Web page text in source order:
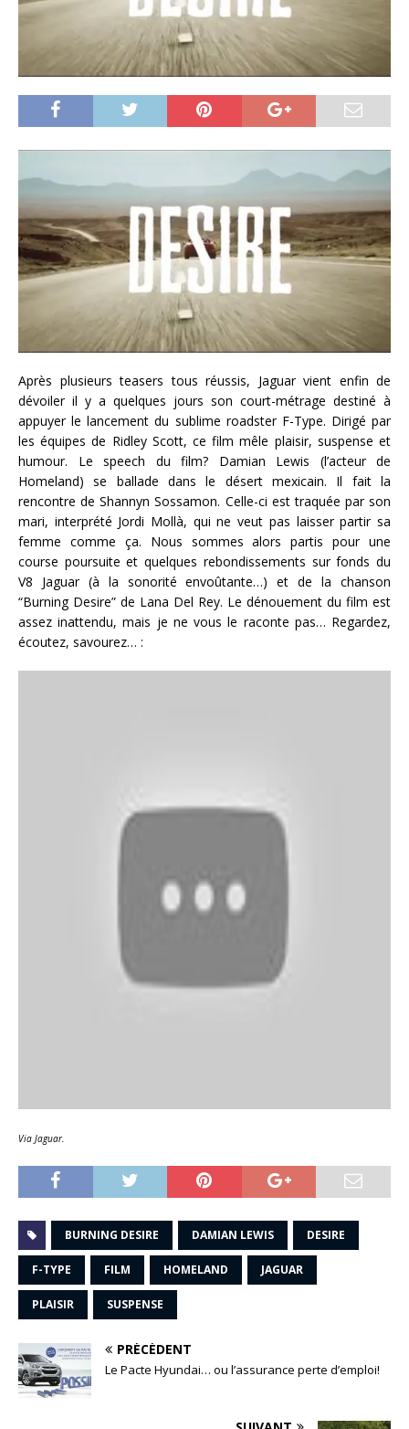
Après plusieurs teasers tous réussis, Jaguar vient enfin de
dévoiler il y a quelques jours son court-métrage destiné à
appuyer le lancement du sublime roadster F-Type. Dirigé par
les équipes de Ridley Scott, ce film mêle plaisir, suspense et
humour. Le speech du film? Damian Lewis (l’acteur de
Homeland) se ballade dans le désert mexicain. Il fait la
rencontre de Shannyn Sossamon. Celle-ci est traquée par son
mari, interprété Jordi Mollà, qui ne veut pas laisser partir sa
femme comme ça. Nous sommes alors partis pour une
course poursuite et quelques rebondissements sur fonds du
V8 Jaguar (à la sonorité envoûtante…) et de la chanson
“Burning Desire” de Lana Del Rey. Le dénouement du film est
assez inattendu, mais je ne vous le raconte pas… Regardez,
écoutez, savourez… :
Via Jaguar.
BURNING DESIRE DAMIAN LEWIS DESIRE
F-TYPE FILM HOMELAND JAGUAR
PLAISIR SUSPENSE
PRÉCÉDENT
Le Pacte Hyundai… ou l’assurance perte d’emploi!